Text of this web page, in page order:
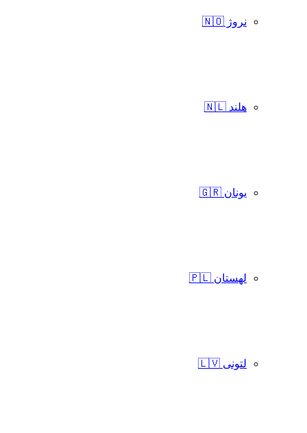
نروژ 🇳🇴
هلند 🇳🇱
یونان 🇬🇷
لهستان 🇵🇱
لتونی 🇱🇻